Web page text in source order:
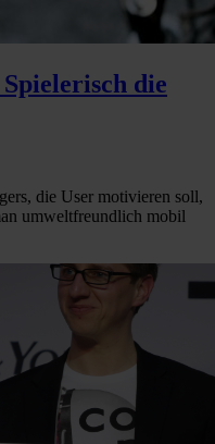
die
die User motivieren soll,
umweltfreundlich mobil